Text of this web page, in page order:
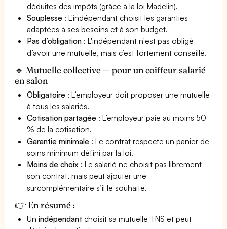
déduites des impôts (grâce à la loi Madelin).
Souplesse : L'indépendant choisit les garanties
adaptées à ses besoins et à son budget.
Pas d’obligation : L'indépendant n'est pas obligé
d’avoir une mutuelle, mais c’est fortement conseillé.
🔹 Mutuelle collective — pour un coiffeur salarié
en salon
Obligatoire : L’employeur doit proposer une mutuelle
à tous les salariés.
Cotisation partagée : L’employeur paie au moins 50
% de la cotisation.
Garantie minimale : Le contrat respecte un panier de
soins minimum défini par la loi.
Moins de choix : Le salarié ne choisit pas librement
son contrat, mais peut ajouter une
surcomplémentaire s’il le souhaite.
👉 En résumé :
Unindépendant choisit sa mutuelle TNS et peut